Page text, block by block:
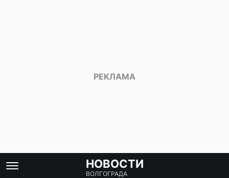
НОВОСТИ
ВОЛГОГРАДА